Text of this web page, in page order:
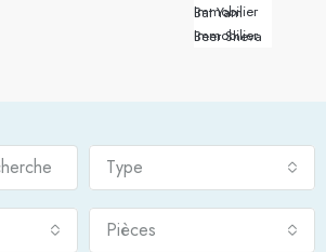
Immobilier Bat Yam
Immobilier Beer Sheva
Type
Pièces